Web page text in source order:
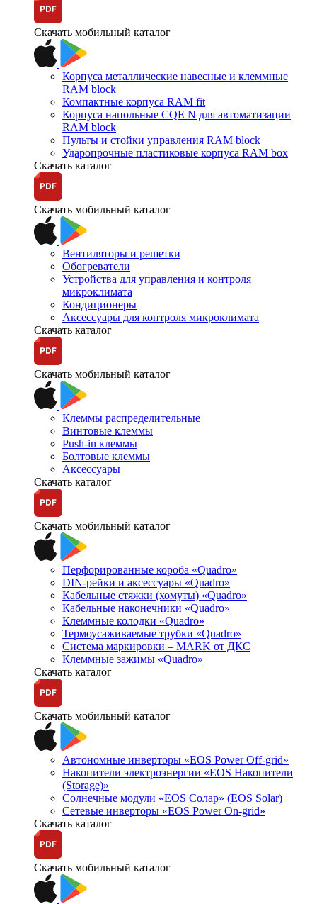
Скачать мобильный каталог
Корпуса металлические навесные и клеммные
RAM block
Компактные корпуса RAM fit
Корпуса напольные CQE N для автоматизации
RAM block
Пульты и стойки управления RAM block
Ударопрочные пластиковые корпуса RAM box
Скачать каталог
Скачать мобильный каталог
Вентиляторы и решетки
Обогреватели
Устройства для управления и контроля
микроклимата
Кондиционеры
Аксессуары для контроля микроклимата
Скачать каталог
Скачать мобильный каталог
Клеммы распределительные
Винтовые клеммы
Push-in клеммы
Болтовые клеммы
Аксессуары
Скачать каталог
Скачать мобильный каталог
Перфорированные короба «Quadro»
DIN-рейки и аксессуары «Quadro»
Кабельные стяжки (хомуты) «Quadro»
Кабельные наконечники «Quadro»
Клеммные колодки «Quadro»
Термоусаживаемые трубки «Quadro»
Система маркировки – MARK от ДКС
Клеммные зажимы «Quadro»
Скачать каталог
Скачать мобильный каталог
Автономные инверторы «EOS Power Off-grid»
Накопители электроэнергии «EOS Накопители
(Storage)»
Солнечные модули «EOS Солар» (EOS Solar)
Сетевые инверторы «EOS Power On-grid»
Скачать каталог
Скачать мобильный каталог